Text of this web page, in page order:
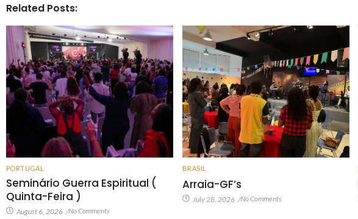
Related Posts:
PORTUGAL
Seminário Guerra Espiritual (
Quinta-Feira )
August 6, 2026 /No Comments
BRASIL
Arraia-GF’s
July 28, 2026 /No Comments